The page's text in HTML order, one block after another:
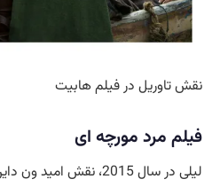
نقش تاوریل در فیلم هابیت
فیلم مرد مورچه ای
لیلی در سال 2015، نقش